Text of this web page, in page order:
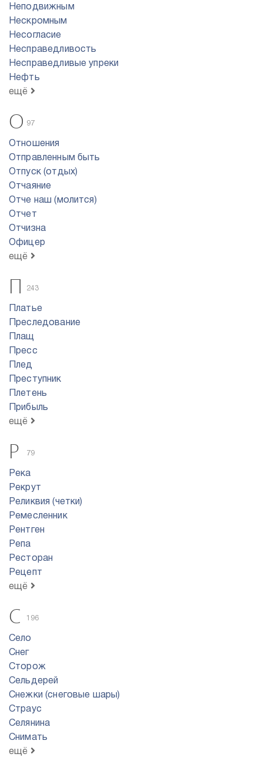
Неподвижным
Нескромным
Несогласие
Несправедливость
Несправедливые упреки
Нефть
ещё
О 97
Отношения
Отправленным быть
Отпуск (отдых)
Отчаяние
Отче наш (молится)
Отчет
Отчизна
Офицер
ещё
П 243
Платье
Преследование
Плащ
Пресс
Плед
Преступник
Плетень
Прибыль
ещё
Р 79
Река
Рекрут
Реликвия (четки)
Ремесленник
Рентген
Репа
Ресторан
Рецепт
ещё
С 196
Село
Снег
Сторож
Сельдерей
Снежки (снеговые шары)
Страус
Селянина
Снимать
ещё